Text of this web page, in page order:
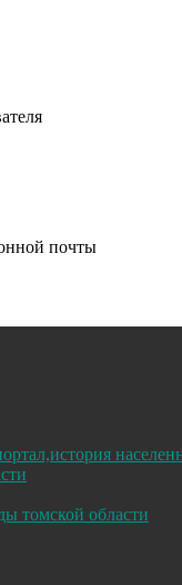
почты
томской области